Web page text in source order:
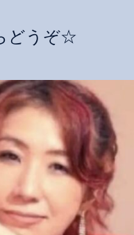
どうぞ☆